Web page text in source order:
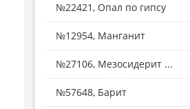
№22421, Опал по гипсу
№12954, Манганит
№27106, Мезосидерит ...
№57648, Барит